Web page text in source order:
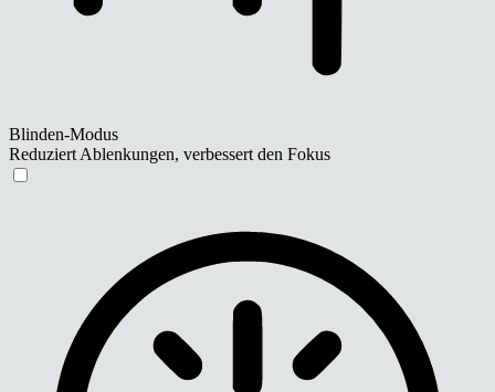
Blinden-Modus
Reduziert Ablenkungen, verbessert den Fokus